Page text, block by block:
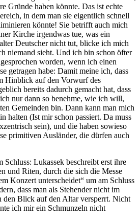
Gründe haben könnte. Das ist echte
in dem man sie eigentlich schnell
könnte! Sie betrifft auch mich
Kirche irgendwas tue, was ein
Deutscher nicht tut, blicke ich mich
niemand sieht. Und ich bin schon öfter
worden, wenn ich einen
getragen habe: Damit meine ich, dass
Hinblick auf den Vorwurf des
bereits dadurch gemacht hat, dass
nur dann so benehme, wie ich will,
Gemeinden bin. Dann kann man mich
halten (Ist mir schon passiert. Da muss
sein), und die haben sowieso
primitiven Ausländer, die dürfen auch
Lukassek beschreibt erst ihre
und Riten, durch die sich die Messe
Konzert unterscheidet“ um am Schluss
dass man als Stehender nicht im
den Blick auf den Altar versperrt. Nicht
ich mir ein Schmunzeln nicht